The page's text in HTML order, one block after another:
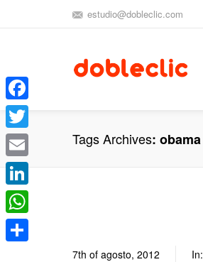
estudio@dobleclic.com
Tags Archives obama
7th of agosto, 2012 In:
Facebook
Twitter
Email
LinkedIn
WhatsApp